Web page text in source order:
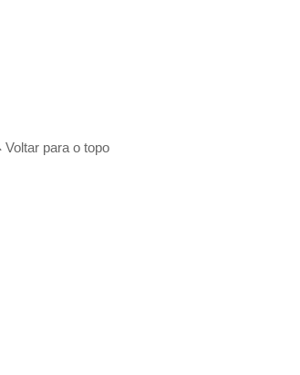
Voltar para o topo